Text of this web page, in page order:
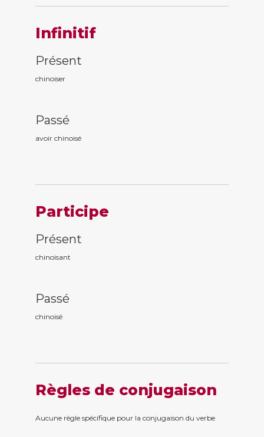
Infinitif
Présent
chinoiser
Passé
avoir chinoisé
Participe
Présent
chinoisant
Passé
chinoisé
Règles de conjugaison
Aucune règle spécifique pour la conjugaison du verbe